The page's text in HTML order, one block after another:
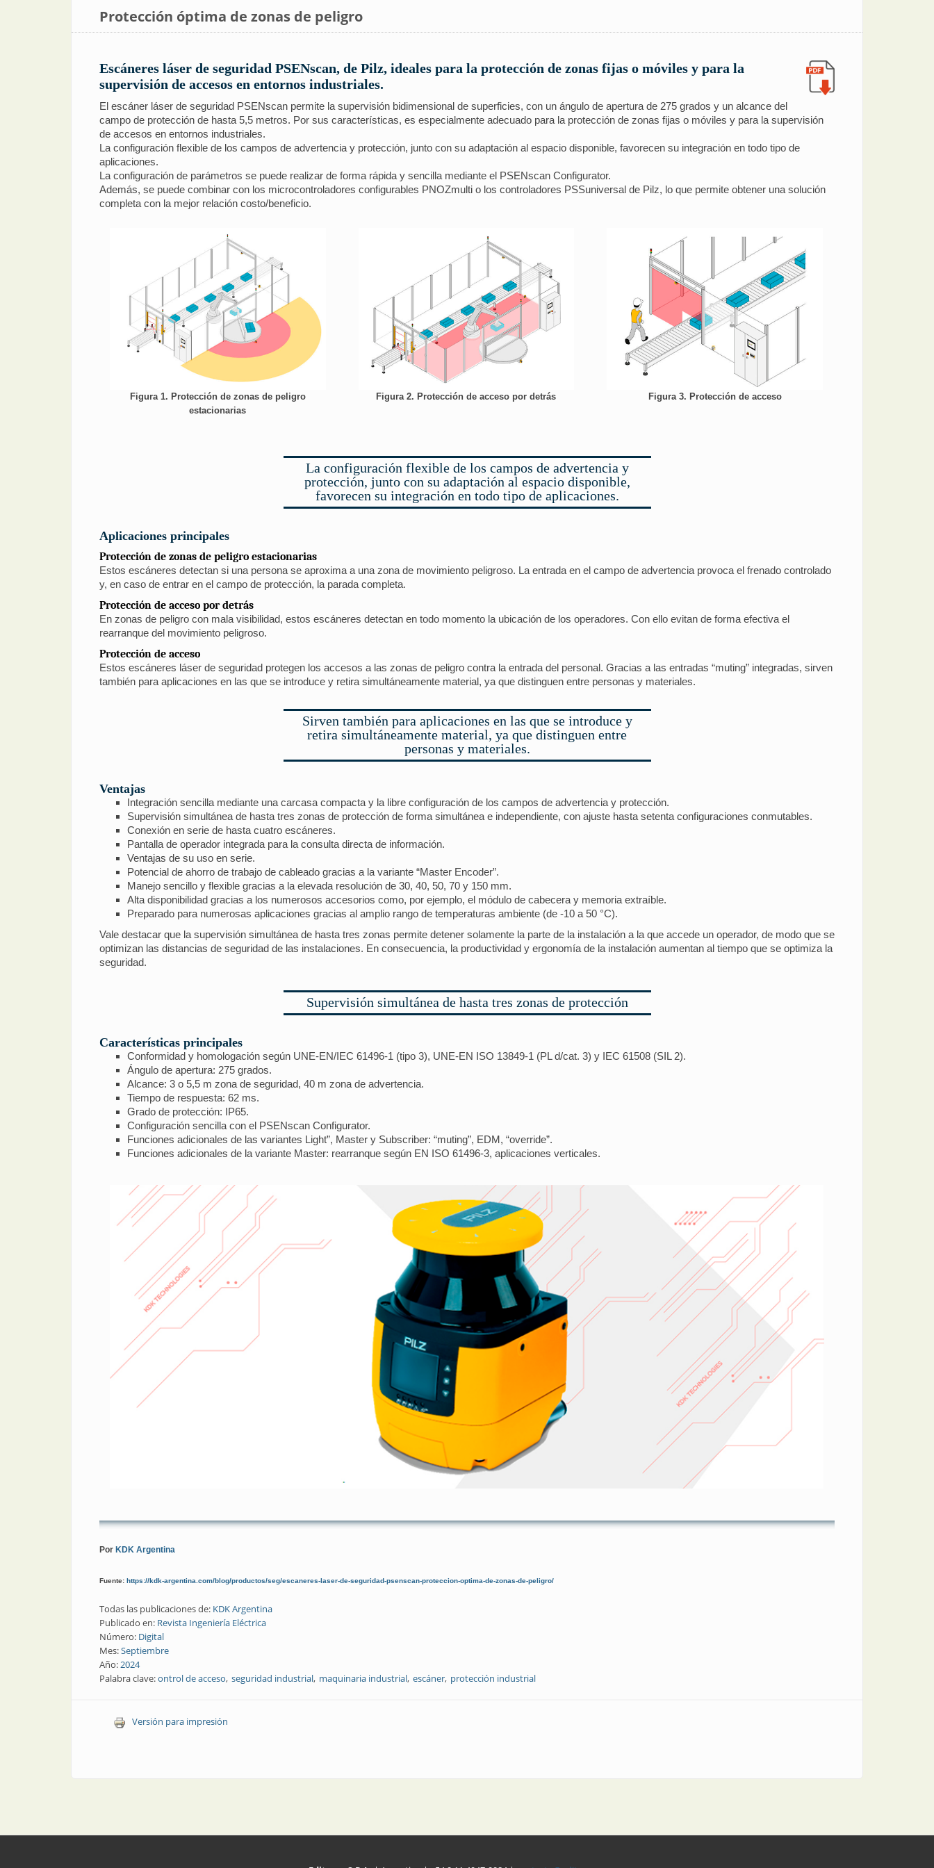
Protección óptima de zonas de peligro
Escáneres láser de seguridad PSENscan, de Pilz, ideales para la protección de zonas fijas o móviles y para la
supervisión de accesos en entornos industriales.
El escáner láser de seguridad PSENscan permite la supervisión bidimensional de superficies, con un ángulo de apertura de 275 grados y un alcance del
campo de protección de hasta 5,5 metros. Por sus características, es especialmente adecuado para la protección de zonas fijas o móviles y para la supervisión
de accesos en entornos industriales.
La configuración flexible de los campos de advertencia y protección, junto con su adaptación al espacio disponible, favorecen su integración en todo tipo de
aplicaciones.
La configuración de parámetros se puede realizar de forma rápida y sencilla mediante el PSENscan Configurator.
Además, se puede combinar con los microcontroladores configurables PNOZmulti o los controladores PSSuniversal de Pilz, lo que permite obtener una solución
completa con la mejor relación costo/beneficio.
Figura 1. Protección de zonas de peligro
estacionarias
Figura 2. Protección de acceso por detrás Figura 3. Protección de acceso
La configuración flexible de los campos de advertencia y
protección, junto con su adaptación al espacio disponible,
favorecen su integración en todo tipo de aplicaciones.
Aplicaciones principales
Protección de zonas de peligro estacionarias
Estos escáneres detectan si una persona se aproxima a una zona de movimiento peligroso. La entrada en el campo de advertencia provoca el frenado controlado
y, en caso de entrar en el campo de protección, la parada completa.
Protección de acceso por detrás
En zonas de peligro con mala visibilidad, estos escáneres detectan en todo momento la ubicación de los operadores. Con ello evitan de forma efectiva el
rearranque del movimiento peligroso.
Protección de acceso
Estos escáneres láser de seguridad protegen los accesos a las zonas de peligro contra la entrada del personal. Gracias a las entradas “muting” integradas, sirven
también para aplicaciones en las que se introduce y retira simultáneamente material, ya que distinguen entre personas y materiales.
Sirven también para aplicaciones en las que se introduce y
retira simultáneamente material, ya que distinguen entre
personas y materiales.
Ventajas
Integración sencilla mediante una carcasa compacta y la libre configuración de los campos de advertencia y protección.
Supervisión simultánea de hasta tres zonas de protección de forma simultánea e independiente, con ajuste hasta setenta configuraciones conmutables.
Conexión en serie de hasta cuatro escáneres.
Pantalla de operador integrada para la consulta directa de información.
Ventajas de su uso en serie.
Potencial de ahorro de trabajo de cableado gracias a la variante “Master Encoder”.
Manejo sencillo y flexible gracias a la elevada resolución de 30, 40, 50, 70 y 150 mm.
Alta disponibilidad gracias a los numerosos accesorios como, por ejemplo, el módulo de cabecera y memoria extraíble.
Preparado para numerosas aplicaciones gracias al amplio rango de temperaturas ambiente (de -10 a 50 °C).
Vale destacar que la supervisión simultánea de hasta tres zonas permite detener solamente la parte de la instalación a la que accede un operador, de modo que se
optimizan las distancias de seguridad de las instalaciones. En consecuencia, la productividad y ergonomía de la instalación aumentan al tiempo que se optimiza la
seguridad.
Supervisión simultánea de hasta tres zonas de protección
Características principales
Conformidad y homologación según UNE-EN/IEC 61496-1 (tipo 3), UNE-EN ISO 13849-1 (PL d/cat. 3) y IEC 61508 (SIL 2).
Ángulo de apertura: 275 grados.
Alcance: 3 o 5,5 m zona de seguridad, 40 m zona de advertencia.
Tiempo de respuesta: 62 ms.
Grado de protección: IP65.
Configuración sencilla con el PSENscan Configurator.
Funciones adicionales de las variantes Light”, Master y Subscriber: “muting”, EDM, “override”.
Funciones adicionales de la variante Master: rearranque según EN ISO 61496-3, aplicaciones verticales.
Por KDK Argentina
Fuente: https://kdk-argentina.com/blog/productos/seg/escaneres-laser-de-seguridad-psenscan-proteccion-optima-de-zonas-de-peligro/
Todas las publicaciones de: KDK Argentina
Publicado en: Revista Ingeniería Eléctrica
Número: Digital
Mes:Septiembre
Año:2024
Palabra clave:ontrol de acceso seguridad industrial maquinaria industrial escáner protección industrial
Versión para impresión